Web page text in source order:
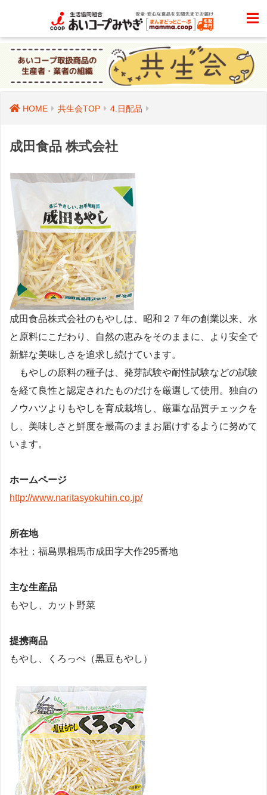
HOME 共生会TOP 4.日配品
成田食品 株式会社
成田食品株式会社のもやしは、昭和２７年の創業以来、水
と原料にこだわり、自然の恵みをそのままに、より安全で
新鮮な美味しさを追求し続けています。
もやしの原料の種子は、発芽試験や耐性試験などの試験
を経て良性と認定されたものだけを厳選して使用。独自の
ノウハツよりもやしを育成栽培し、厳重な品質チェックを
し、美味しさと鮮度を最高のままお届けするように努めて
います。
ホームページ
http://www.naritasyokuhin.co.jp/
所在地
本社：福島県相馬市成田字大作295番地
主な生産品
もやし、カット野菜
提携商品
もやし、くろっぺ（黒豆もやし）